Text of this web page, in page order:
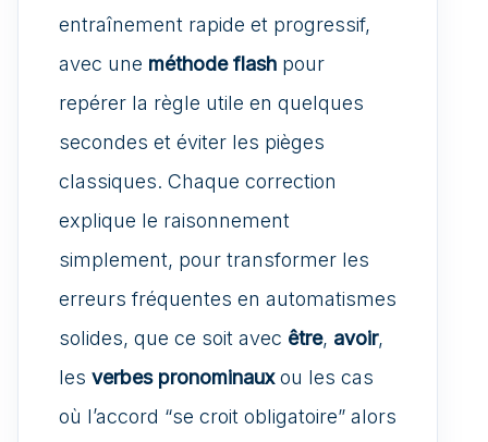
entraînement rapide et progressif,
avec une méthode flash pour
repérer la règle utile en quelques
secondes et éviter les pièges
classiques. Chaque correction
explique le raisonnement
simplement, pour transformer les
erreurs fréquentes en automatismes
solides, que ce soit avec être, avoir,
les verbes pronominauxou les cas
où l’accord “se croit obligatoire” alors